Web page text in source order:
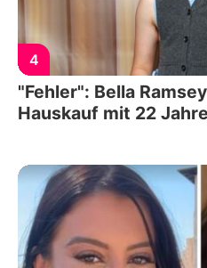
4
"Fehler": Bella
Hauskauf mit 22